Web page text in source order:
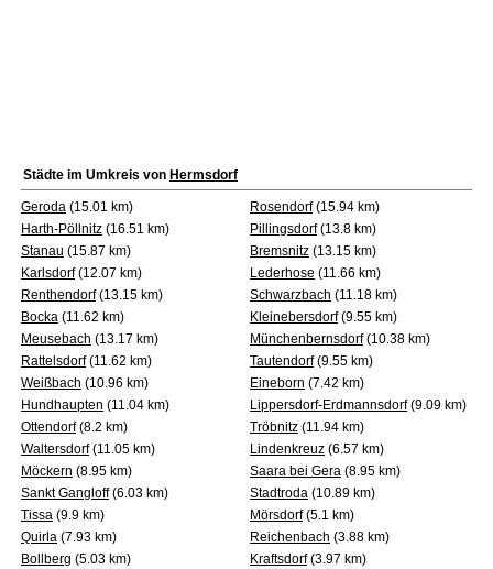
Städte im Umkreis von Hermsdorf
Geroda (15.01 km) Rosendorf(15.94 km)
Harth-Pöllnitz (16.51 km) Pillingsdorf(13.8 km)
Stanau (15.87 km) Bremsnitz (13.15 km)
Karlsdorf(12.07 km) Lederhose (11.66 km)
Renthendorf(13.15 km) Schwarzbach (11.18 km)
Bocka (11.62 km) Kleinebersdorf(9.55 km)
Meusebach (13.17 km) Münchenbernsdorf(10.38 km)
Rattelsdorf(11.62 km) Tautendorf(9.55 km)
Weißbach (10.96 km) Eineborn (7.42 km)
Hundhaupten (11.04 km) Lippersdorf-Erdmannsdorf(9.09 km)
Ottendorf(8.2 km) Tröbnitz (11.94 km)
Waltersdorf(11.05 km) Lindenkreuz (6.57 km)
Möckern (8.95 km) Saara bei Gera (8.95 km)
Sankt Gangloff(6.03 km) Stadtroda (10.89 km)
Tissa (9.9 km) Mörsdorf(5.1 km)
Quirla (7.93 km) Reichenbach (3.88 km)
Bollberg (5.03 km) Kraftsdorf(3.97 km)